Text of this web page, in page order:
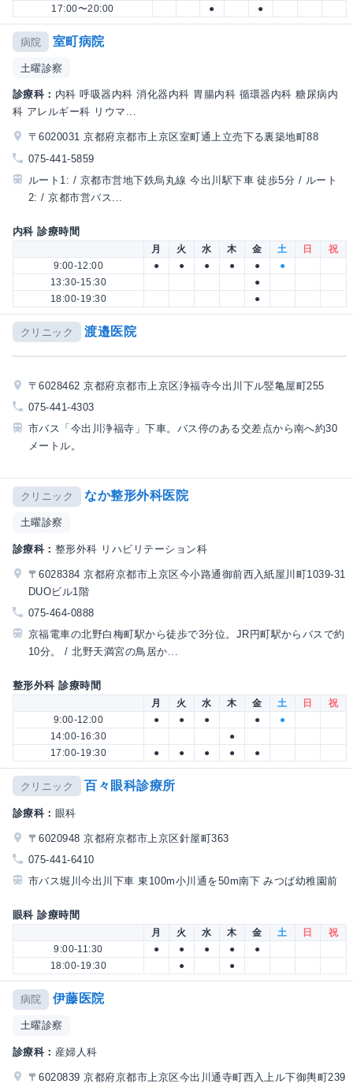
17:00〜20:00 ● ●
病院 室町病院
土曜診察
診療科： 内科 呼吸器内科 消化器内科 胃腸内科 循環器内科 糖尿病内
科 アレルギー科 リウマ...
〒6020031 京都府京都市上京区室町通上立売下る裏築地町88
075-441-5859
ルート1: / 京都市営地下鉄烏丸線 今出川駅下車 徒歩5分 / ルート
2: / 京都市営バス...
内科 診療時間
月 火 水 木 金 土 日
祝
9:00-12:00
● ● ● ● ●
●
13:30-15:30
●
18:00-19:30
●
クリニック 渡邉医院
〒6028462 京都府京都市上京区浄福寺今出川下ル竪亀屋町255
075-441-4303
市バス「今出川浄福寺」下車。バス停のある交差点から南へ約30
メートル。
クリニック なか整形外科医院
土曜診察
診療科： 整形外科 リハビリテーション科
〒6028384 京都府京都市上京区今小路通御前西入紙屋川町1039-31
DUOビル1階
075-464-0888
京福電車の北野白梅町駅から徒歩で3分位。JR円町駅からバスで約
10分。 / 北野天満宮の鳥居か...
整形外科 診療時間
月 火 水 木 金 土 日
祝
9:00-12:00
● ● ● ●
●
14:00-16:30
●
17:00-19:30
● ● ● ● ●
クリニック 百々眼科診療所
診療科： 眼科
〒6020948 京都府京都市上京区針屋町363
075-441-6410
市バス堀川今出川下車 東100m小川通を50m南下 みつば幼稚園前
眼科 診療時間
月 火 水 木 金 土 日
祝
9:00-11:30
● ● ● ●
●
18:00-19:30
● ●
病院 伊藤医院
土曜診察
診療科： 産婦人科
〒6020839 京都府京都市上京区今出川通寺町西入上ル下御輿町239